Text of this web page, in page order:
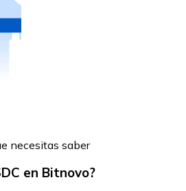
necesitas saber
en Bitnovo?